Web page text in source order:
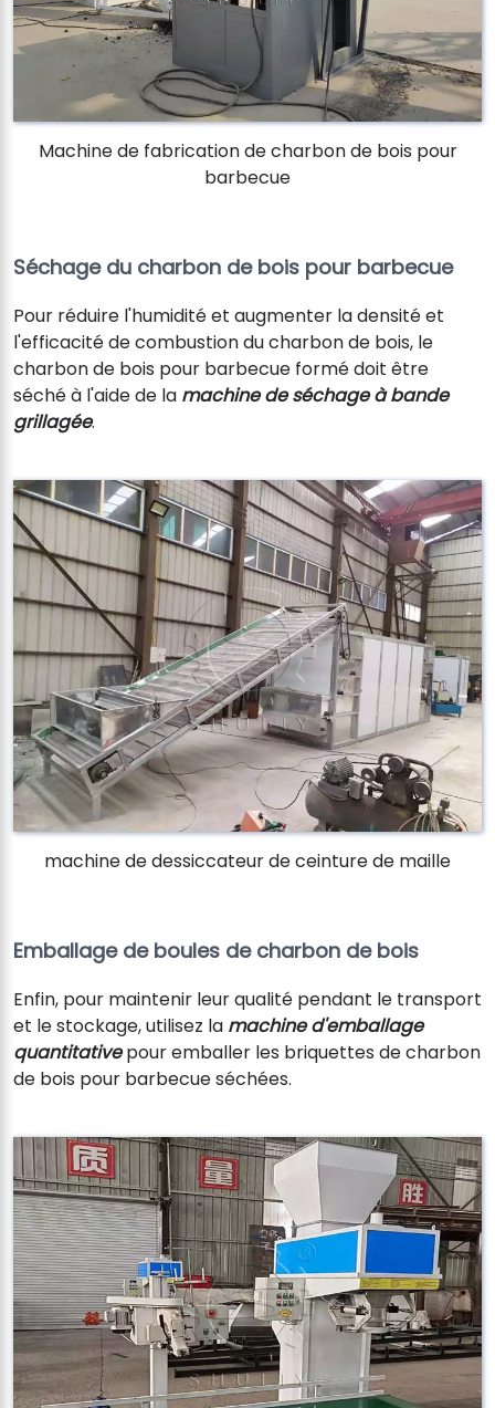
Machine de fabrication de charbon de bois pour
barbecue
Séchage du charbon de bois pour barbecue
Pour réduire l'humidité et augmenter la densité et
l'efficacité de combustion du charbon de bois, le
charbon de bois pour barbecue formé doit être
séché à l'aide de la machine de séchage à bande
grillagée.
machine de dessiccateur de ceinture de maille
Emballage de boules de charbon de bois
Enfin, pour maintenir leur qualité pendant le transport
et le stockage, utilisez la machine d'emballage
quantitativepour emballer les briquettes de charbon
de bois pour barbecue séchées.